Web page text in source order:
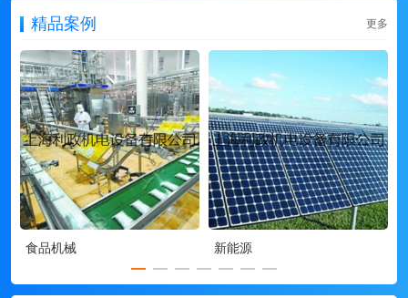
精品案例 更多
食品机械 新能源